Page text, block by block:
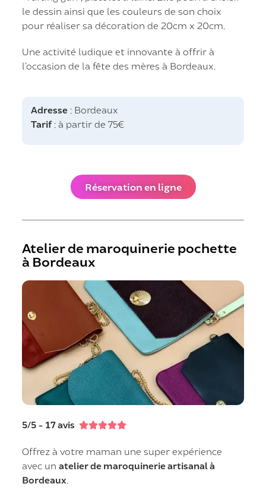
le dessin ainsi que les couleurs de son choix
pour réaliser sa décoration de 20cm x 20cm.
Une activité ludique et innovante à offrir à
l’occasion de la fête des mères à Bordeaux.
Adresse : Bordeaux
Tarif: à partir de 75€
Réservation en ligne
Atelier de maroquinerie pochette
à Bordeaux
5/5 - 17 avis 
Offrez à votre maman une super expérience
avec unatelier de maroquinerie artisanal à
Bordeaux